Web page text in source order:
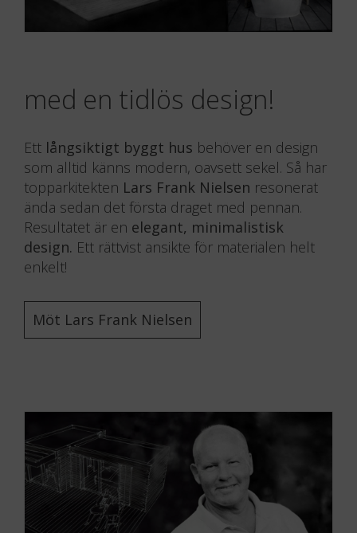
med en tidlös design!
Ett långsiktigt byggt hus behöver en design
som alltid känns modern, oavsett sekel. Så har
topparkitekten Lars Frank Nielsen resonerat
ända sedan det första draget med pennan.
Resultatet är en elegant, minimalistisk
design. Ett rättvist ansikte för materialen helt
enkelt!
Möt Lars Frank Nielsen